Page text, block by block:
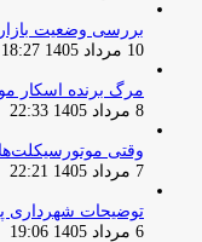
بررسی وضعیت
10 مرداد 1405 18:27
مرگ برنده اسکار
8 مرداد 1405 22:33
وقتی
7 مرداد 1405 22:21
توضیحات شهرداری
6 مرداد 1405 19:06